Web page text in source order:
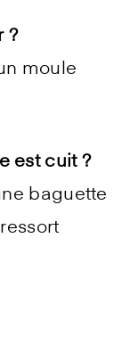
?
moule
est cuit ?
baguette